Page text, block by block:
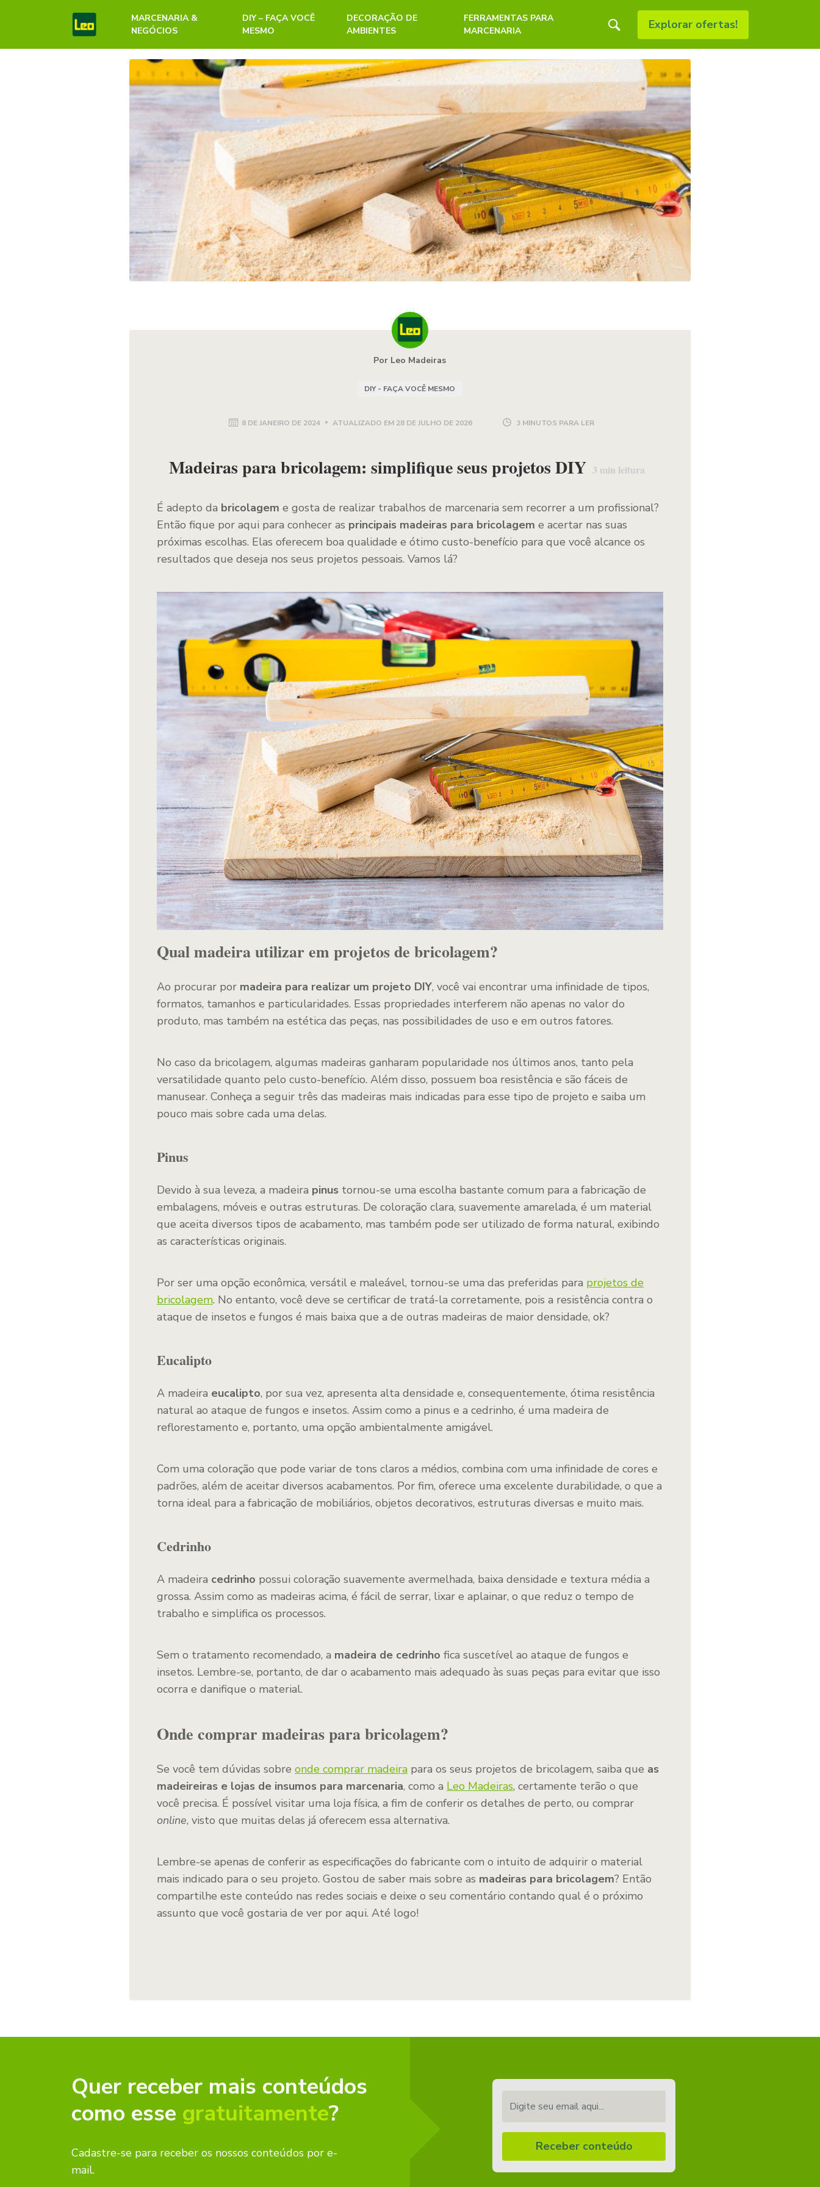
MARCENARIA &
NEGÓCIOS
DIY – FAÇA VOCÊ
MESMO
DECORAÇÃO DE
AMBIENTES
FERRAMENTAS PARA
MARCENARIA
Explorar ofertas!
Por Leo Madeiras
DIY - FAÇA VOCÊ MESMO
8 DE JANEIRO DE 2024 ATUALIZADO EM 28 DE JULHO DE 2026 3 MINUTOS PARA LER
Madeiras para bricolagem: simplifique seus projetos DIY 3 min leitura
É adepto da bricolagem e gosta de realizar trabalhos de marcenaria sem recorrer a um profissional?
Então fique por aqui para conhecer as principais madeiras para bricolagem e acertar nas suas
próximas escolhas. Elas oferecem boa qualidade e ótimo custo-benefício para que você alcance os
resultados que deseja nos seus projetos pessoais. Vamos lá?
Qual madeira utilizar em projetos de bricolagem?
Ao procurar por madeira para realizar um projeto DIY, você vai encontrar uma infinidade de tipos,
formatos, tamanhos e particularidades. Essas propriedades interferem não apenas no valor do
produto, mas também na estética das peças, nas possibilidades de uso e em outros fatores.
No caso da bricolagem, algumas madeiras ganharam popularidade nos últimos anos, tanto pela
versatilidade quanto pelo custo-benefício. Além disso, possuem boa resistência e são fáceis de
manusear. Conheça a seguir três das madeiras mais indicadas para esse tipo de projeto e saiba um
pouco mais sobre cada uma delas.
Pinus
Devido à sua leveza, a madeira pinustornou-se uma escolha bastante comum para a fabricação de
embalagens, móveis e outras estruturas. De coloração clara, suavemente amarelada, é um material
que aceita diversos tipos de acabamento, mas também pode ser utilizado de forma natural, exibindo
as características originais.
Por ser uma opção econômica, versátil e maleável, tornou-se uma das preferidas para projetos de
bricolagem. No entanto, você deve se certificar de tratá-la corretamente, pois a resistência contra o
ataque de insetos e fungos é mais baixa que a de outras madeiras de maior densidade, ok?
Eucalipto
A madeira eucalipto, por sua vez, apresenta alta densidade e, consequentemente, ótima resistência
natural ao ataque de fungos e insetos. Assim como a pinus e a cedrinho, é uma madeira de
reflorestamento e, portanto, uma opção ambientalmente amigável.
Com uma coloração que pode variar de tons claros a médios, combina com uma infinidade de cores e
padrões, além de aceitar diversos acabamentos. Por fim, oferece uma excelente durabilidade, o que a
torna ideal para a fabricação de mobiliários, objetos decorativos, estruturas diversas e muito mais.
Cedrinho
A madeira cedrinho possui coloração suavemente avermelhada, baixa densidade e textura média a
grossa. Assim como as madeiras acima, é fácil de serrar, lixar e aplainar, o que reduz o tempo de
trabalho e simplifica os processos.
Sem o tratamento recomendado, a madeira de cedrinho fica suscetível ao ataque de fungos e
insetos. Lembre-se, portanto, de dar o acabamento mais adequado às suas peças para evitar que isso
ocorra e danifique o material.
Onde comprar madeiras para bricolagem?
Se você tem dúvidas sobre onde comprar madeirapara os seus projetos de bricolagem, saiba que as
madeireiras e lojas de insumos para marcenaria, como a Leo Madeiras, certamente terão o que
você precisa. É possível visitar uma loja física, a fim de conferir os detalhes de perto, ou comprar
online, visto que muitas delas já oferecem essa alternativa.
Lembre-se apenas de conferir as especificações do fabricante com o intuito de adquirir o material
mais indicado para o seu projeto. Gostou de saber mais sobre as madeiras para bricolagem? Então
compartilhe este conteúdo nas redes sociais e deixe o seu comentário contando qual é o próximo
assunto que você gostaria de ver por aqui. Até logo!
Quer receber mais conteúdos
como esse gratuitamente?
Cadastre-se para receber os nossos conteúdos por e-
mail.
Receber conteúdo